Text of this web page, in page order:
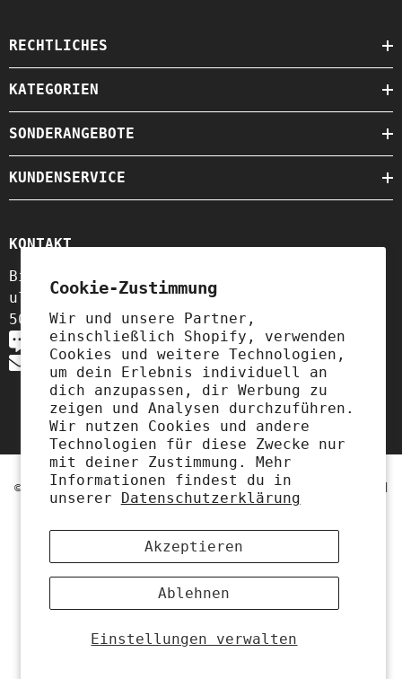
Cookie-Zustimmung
Wir und unsere Partner,
einschließlich Shopify, verwenden
Cookies und weitere Technologien,
um dein Erlebnis individuell an
dich anzupassen, dir Werbung zu
zeigen und Analysen durchzuführen.
Wir nutzen Cookies und andere
Technologien für diese Zwecke nur
mit deiner Zustimmung. Mehr
Informationen findest du in
unserer Datenschutzerklärung
Einstellungen verwalten
Akzeptieren
Ablehnen
RECHTLICHES
KATEGORIEN
SONDERANGEBOTE
KUNDENSERVICE
KONTAKT
Biogo S.A.
ul. Szewska 18,
50-139 Wrocław, Polen
+49 3221 224 3801
contact@biolaboratorium.com
© 2025 Biolaboratorium. All Rights Reserved. Powered
By Biolaboratorium With Love 🧡
Zahlungsmethoden